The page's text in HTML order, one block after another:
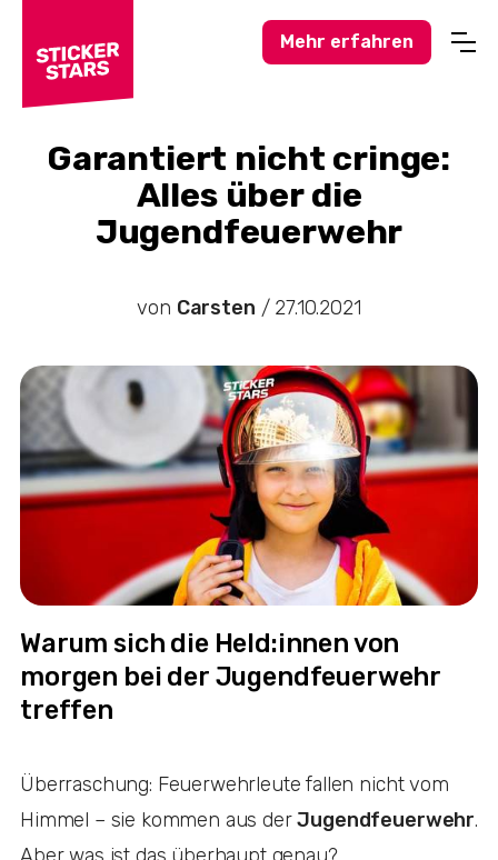
Amateursport
Feuerwehr-News
Karneval-Action
Hochzeitswelt
Sonstiges
Treueaktionen
Mehr erfahren
Garantiert nicht cringe:
Alles über die
Jugendfeuerwehr
von Carsten / 27.10.2021
Warum sich die Held:innen von
morgen bei der Jugendfeuerwehr
treffen
Überraschung: Feuerwehrleute fallen nicht vom
Himmel – sie kommen aus derJugendfeuerwehr.